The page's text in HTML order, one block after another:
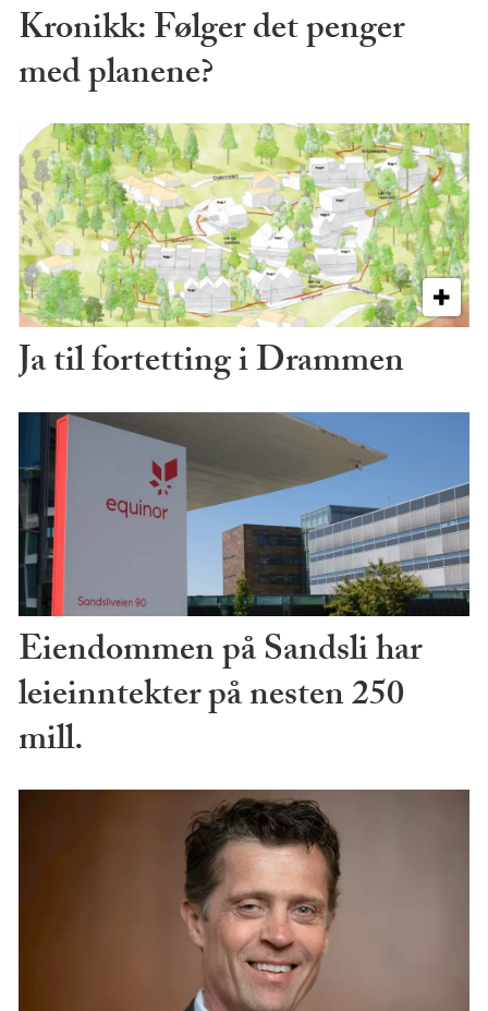
Kronikk: Følger det penger
med planene?
Ja til fortetting i Drammen
Eiendommen på Sandsli har
leieinntekter på nesten 250
mill.